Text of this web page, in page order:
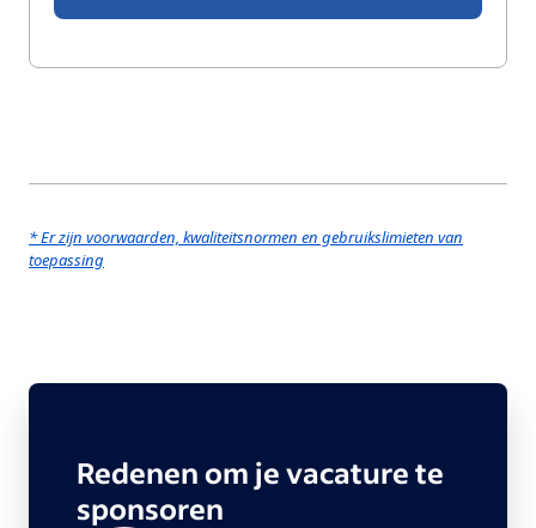
* Er zijn voorwaarden, kwaliteitsnormen en gebruikslimieten van
toepassing
Redenen om je vacature te
sponsoren